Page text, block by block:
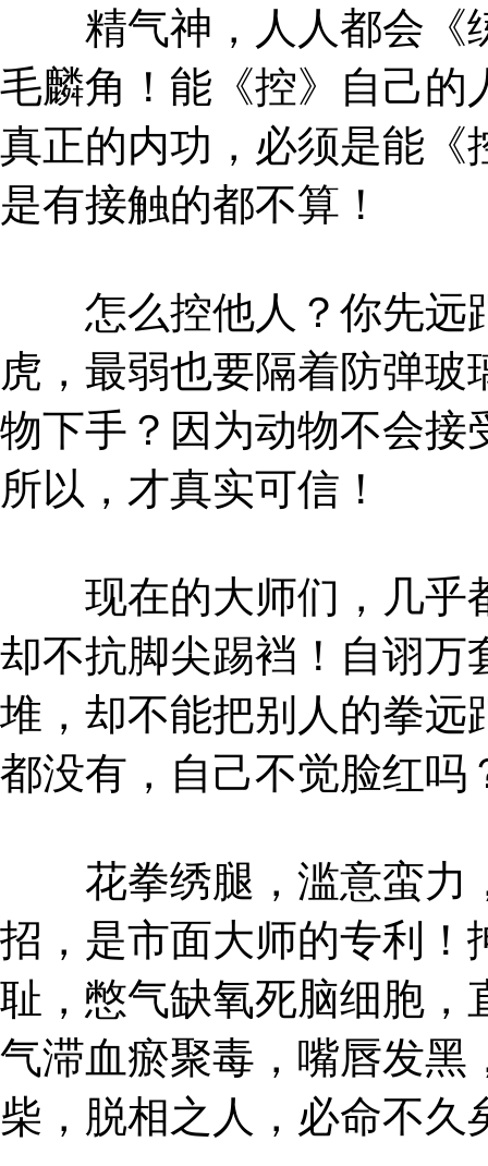
精气神，人人都会《
毛麟角！能《控》自己的
真正的内功，必须是能《
是有接触的都不算！
怎么控他人？你先远
虎，最弱也要隔着防弹
物下手？因为动物不会接
所以，才真实可信！
现在的大师们，几乎
却不抗脚尖踢裆！自诩万
堆，却不能把别人的拳远
都没有，自己不觉脸红吗
花拳绣腿，滥意蛮力
招，是市面大师的专利！
耻，憋气缺氧死脑细胞，
气滞血瘀聚毒，嘴唇发黑
柴，脱相之人，必命不久